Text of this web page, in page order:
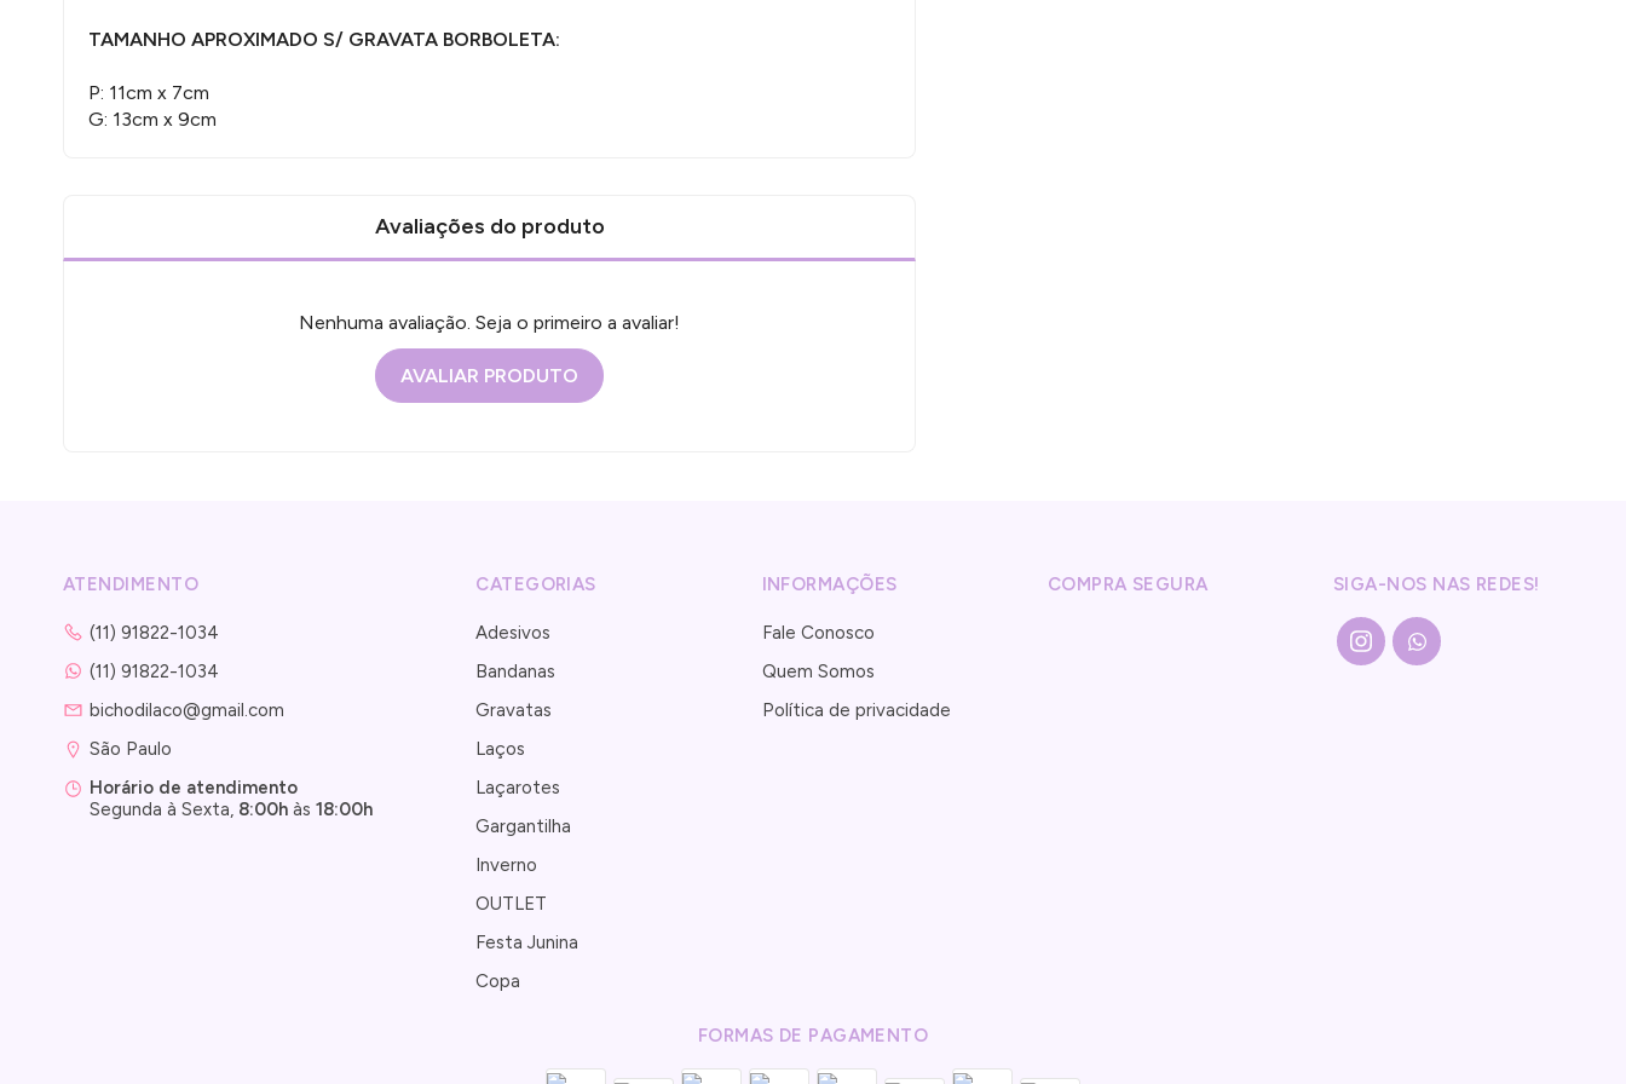
TAMANHO APROXIMADO S/ GRAVATA BORBOLETA:
P: 11cm x 7cm
G: 13cm x 9cm
Avaliações do produto
Nenhuma avaliação. Seja o primeiro a avaliar!
AVALIAR PRODUTO
CATEGORIAS
Adesivos
Bandanas
Gravatas
Laços
Laçarotes
Gargantilha
Inverno
OUTLET
Festa Junina
Copa
INFORMAÇÕES
Fale Conosco
Quem Somos
Política de privacidade
COMPRA SEGURA
ATENDIMENTO
(11) 91822-1034
(11) 91822-1034
bichodilaco@gmail.com
São Paulo
Horário de atendimento
Segunda à Sexta, 8:00h às18:00h
SIGA-NOS NAS REDES!
FORMAS DE PAGAMENTO